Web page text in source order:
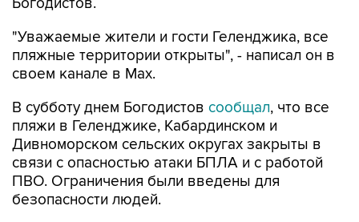
"Уважаемые жители и гости Геленджика, все
пляжные территории открыты", - написал он в
своем канале в Max.
В субботу днем Богодистов сообщал, что все
пляжи в Геленджике, Кабардинском и
Дивноморском сельских округах закрыты в
связи с опасностью атаки БПЛА и с работой
ПВО. Ограничения были введены для
безопасности людей.